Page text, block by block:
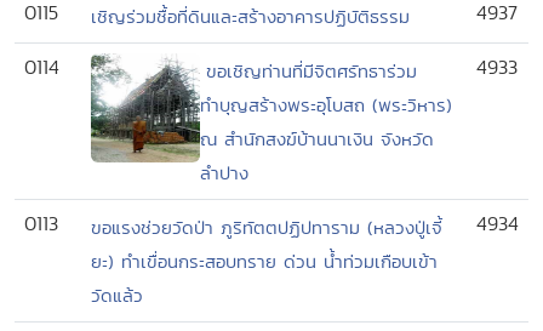
0115 เชิญร่วมชื้อที่ดินและสร้างอาคารปฏิบัติธรรม
4937
0114
ขอเชิญท่านที่มีจิตศรัทธาร่วม
ทำบุญสร้างพระอุโบสถ (พระวิหาร)
ณ สำนักสงฆ์บ้านนาเงิน จังหวัด
ลำปาง
4933
0113
ขอแรงช่วยวัดป่า ภูริทัตตปฏิปทาราม (หลวงปู่เจี้
ยะ) ทำเขื่อนกระสอบทราย ด่วน น้ำท่วมเกือบเข้า
วัดแล้ว
4934